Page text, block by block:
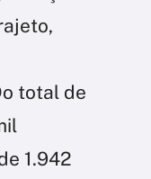
total de
1.942